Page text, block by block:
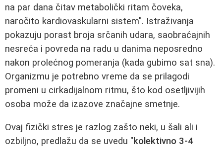
na par dana čitav metabolički ritam čoveka,
naročito kardiovaskularni sistem". Istraživanja
pokazuju porast broja srčanih udara, saobraćajnih
nesreća i povreda na radu u danima neposredno
nakon prolećnog pomeranja (kada gubimo sat sna).
Organizmu je potrebno vreme da se prilagodi
promeni u cirkadijalnom ritmu, što kod osetljivijih
osoba može da izazove značajne smetnje.
Ovaj fizički stres je razlog zašto neki, u šali ali i
ozbiljno, predlažu da se uvedu "kolektivno 3-4